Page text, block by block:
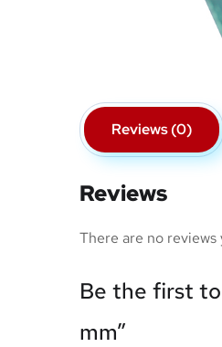
Reviews (0)
Reviews
There are no reviews
Be the first
mm”